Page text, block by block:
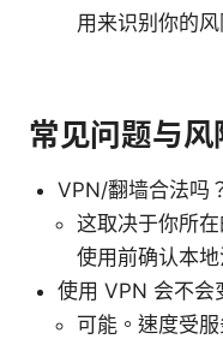
用来识别你的风
常见问题与风
VPN/翻墙合法吗
这取决于你所
使用前确认本
使用 VPN 会不会
可能。速度受